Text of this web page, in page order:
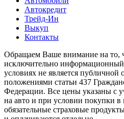
Автокредит
Трейд-Ин
Выкуп
Контакты
Обращаем Ваше внимание на то,
исключительно
условиях не является публичной
положениями статьи 437
Федерации. Все цены указаны с
на авто и при условии покупки в
обязательные страховые